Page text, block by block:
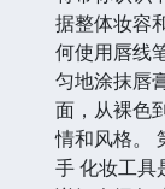
据整体妆容
何使用唇线
匀地涂抹唇
面，从裸色
情和风格。
手 化妆工具